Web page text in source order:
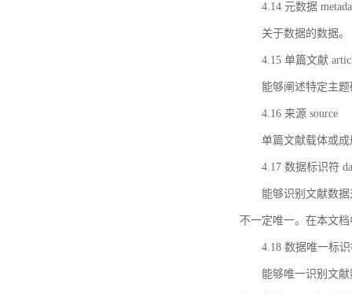
4.14 元数据
关于数据的数据。
4.15 单篇文献
能够阐述特定主
4.16 来源 source
单篇文献载体或
4.17 数据标识符
能够识别文献数
不一定唯一。在本文
4.18 数据唯一标
能够唯一识别文